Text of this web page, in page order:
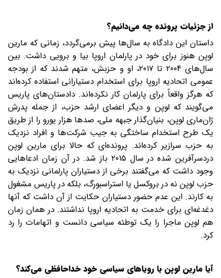
از جزئیات پرونده چه می‌دانیم؟
داستان این دادگاه به سال‌ها پیش برمی‌گردد، زمانی که مارین
لوپن هنوز برای خود در پارلمان اروپا بیا و برویی داشت. بین
سال‌های ۲۰۰۴ تا ۲۰۱۷، او و حزبش، متهم شدند که از بودجه
عمومی اتحادیه اروپا برای استخدام دستیارانی استفاده کرده‌اند
که هرگز واقعاً برای پارلمان کار نکرده‌اند. دادستان‌های پاریس
می‌گویند که لوپن و دیگر اعضای ارشد حزب، از جمله پدرش
ژان‌ماری لوپن، بنیان‌گذار جبهه ملی، صدها هزار یورو را از طریق
یک طرح استخدام ساختگی به جیب شرکت‌ها و افراد نزدیک
به حزب سرازیر کرده‌اند. پرونده‌ای که حالا برای مارین لوپن
دردسرآفرین شده در سال ۲۰۱۵ باز شد. در آن زمان ادعاهایی
وجود داشت که می‌گفتند برخی از دستیاران پارلمانی نزدیک به
حزب لوپن نه در بروکسل یا استراسبورگ، بلکه در پاریس مشغول
به کارند. این عدم حضور دستیاران حکایت از آن داشت که آنها
دغدغه‌ای برای خدمت به اتحادیه اروپا نداشتند. در همان زمان
هم لوپن ماجرا را یک توطئه سیاسی دانست و اتهامات را رد
کرد.
آیا مارین لوپن با رویاهای سیاسی خود خداحافظی می‌کند؟